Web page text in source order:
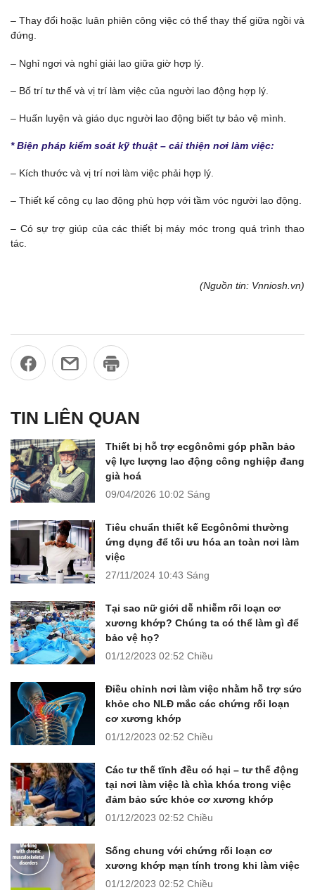
– Thay đổi hoặc luân phiên công việc có thể thay thế giữa ngồi và
đứng.
– Nghỉ ngơi và nghỉ giải lao giữa giờ hợp lý.
– Bố trí tư thế và vị trí làm việc của người lao động hợp lý.
– Huấn luyện và giáo dục người lao động biết tự bảo vệ mình.
* Biện pháp kiểm soát kỹ thuật – cải thiện nơi làm việc:
– Kích thước và vị trí nơi làm việc phải hợp lý.
– Thiết kế công cụ lao động phù hợp với tầm vóc người lao động.
– Có sự trợ giúp của các thiết bị máy móc trong quá trình thao
tác.
(Nguồn tin: Vnniosh.vn)
TIN LIÊN QUAN
Thiết bị hỗ trợ ecgônômi góp phần bảo
vệ lực lượng lao động công nghiệp đang
già hoá
09/04/2026 10:02 Sáng
Tiêu chuẩn thiết kế Ecgônômi thường
ứng dụng để tối ưu hóa an toàn nơi làm
việc
27/11/2024 10:43 Sáng
Tại sao nữ giới dễ nhiễm rối loạn cơ
xương khớp? Chúng ta có thể làm gì để
bảo vệ họ?
01/12/2023 02:52 Chiều
Điều chỉnh nơi làm việc nhằm hỗ trợ sức
khỏe cho NLĐ mắc các chứng rối loạn
cơ xương khớp
01/12/2023 02:52 Chiều
Các tư thế tĩnh đều có hại – tư thế động
tại nơi làm việc là chìa khóa trong việc
đảm bảo sức khỏe cơ xương khớp
01/12/2023 02:52 Chiều
Sống chung với chứng rối loạn cơ
xương khớp mạn tính trong khi làm việc
01/12/2023 02:52 Chiều